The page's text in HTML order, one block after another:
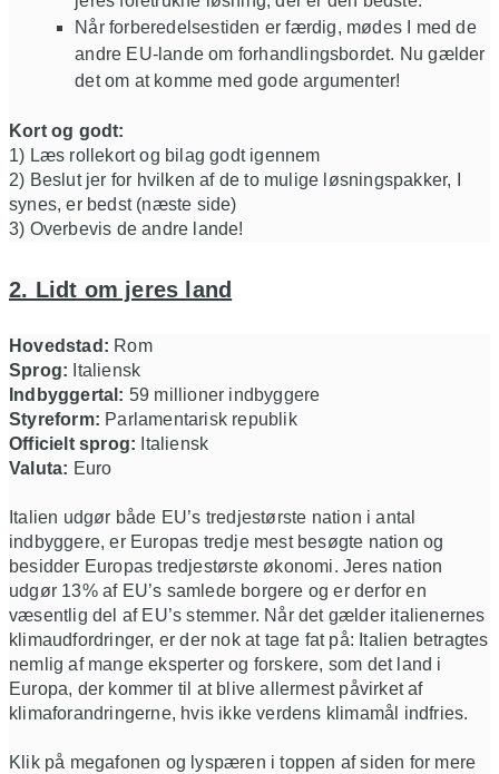
Når forberedelsestiden er færdig, mødes I med de
andre EU-lande om forhandlingsbordet. Nu gælder
det om at komme med gode argumenter!
Kort og godt:
1) Læs rollekort og bilag godt igennem
2) Beslut jer for hvilken af de to mulige løsningspakker, I
synes, er bedst (næste side)
3) Overbevis de andre lande!
2. Lidt om jeres land
Hovedstad: Rom
Sprog: Italiensk
Indbyggertal: 59 millioner indbyggere
Styreform: Parlamentarisk republik
Officielt sprog: Italiensk
Valuta: Euro
Italien udgør både EU’s tredjestørste nation i antal
indbyggere, er Europas tredje mest besøgte nation og
besidder Europas tredjestørste økonomi. Jeres nation
udgør 13% af EU’s samlede borgere og er derfor en
væsentlig del af EU’s stemmer. Når det gælder italienernes
klimaudfordringer, er der nok at tage fat på: Italien betragtes
nemlig af mange eksperter og forskere, som det land i
Europa, der kommer til at blive allermest påvirket af
klimaforandringerne, hvis ikke verdens klimamål indfries.
Klik på megafonen og lyspæren i toppen af siden for mere